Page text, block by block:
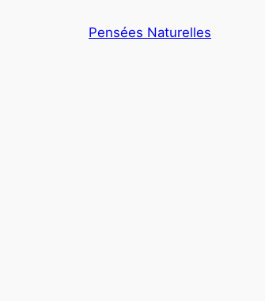
Pensées Naturelles